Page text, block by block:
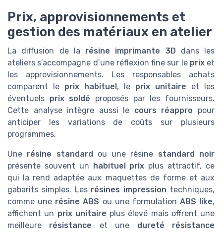
Prix, approvisionnements et
gestion des matériaux en atelier
La diffusion de la résine imprimante 3D dans les
ateliers s’accompagne d’une réflexion fine sur le prixet
les approvisionnements. Les responsables achats
comparent le prix habituel , le prix unitaire et les
éventuels prix soldé proposés par les fournisseurs.
Cette analyse intègre aussi le cours réappro pour
anticiper les variations de coûts sur plusieurs
programmes.
Une résine standard ou une résine standard noir
présente souvent un
habituel prix plus attractif, ce
qui la rend adaptée aux maquettes de forme et aux
gabarits simples. Les résines impression techniques,
comme une résine ABS ou une formulation ABS like,
affichent un prix unitaire plus élevé mais offrent une
meilleure résistance et une dureté résistance